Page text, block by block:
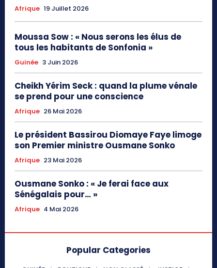
Afrique 19 Juillet 2026
Moussa Sow : « Nous serons les élus de
tous les habitants de Sonfonia »
Guinée 3 Juin 2026
Cheikh Yérim Seck : quand la plume vénale
se prend pour une conscience
Afrique 26 Mai 2026
Le président Bassirou Diomaye Faye limoge
son Premier ministre Ousmane Sonko
Afrique 23 Mai 2026
Ousmane Sonko : « Je ferai face aux
Sénégalais pour… »
Afrique 4 Mai 2026
Popular Categories